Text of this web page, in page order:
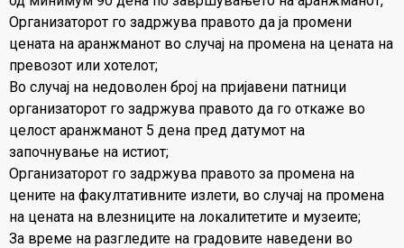
Организаторот го задржува правото да ја промени
цената на аранжманот во случај на промена на цената на
превозот или хотелот;
Во случај на недоволен број на пријавени патници
организаторот го задржува правото да го откаже во
целост аранжманот 5 дена пред датумот на
започнување на истиот;
Организаторот го задржува правото за промена на
цените на факултативните излети, во случај на промена
на цената на влезниците на локалитетите и музеите;
За време на разгледите на градовите наведени во